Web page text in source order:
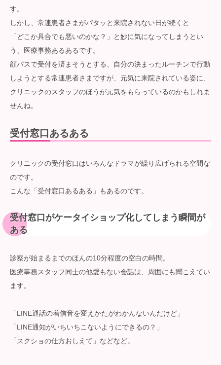
す。
しかし、常連患者さまがパタッと来院されない日が続くと
「どこか具合でも悪いのかな？」と妙に気になってしまうとい
う、医療事務あるあるです。
顔パスで受付を済まそうとする、自分の決まったルーチンで行動
しようとする常連患者さまですが、元気に来院されている姿に、
クリニックのスタッフのほうが元気をもらっているのかもしれま
せんね。
受付窓口あるある
クリニックの受付窓口はいろんなドラマが繰り広げられる空間な
のです。
こんな「受付窓口あるある」もあるのです。
受付窓口がケータイショップ化してしまう瞬間が
ある
診察が始まるまでのほんの10分程度の空白の時間。
医療事務スタッフ同士の他愛もない会話は、周囲にも聞こえてい
ます。
「LINE通話の着信音を変えかたがわかんないんだけど」
「LINE通知がいちいちこないようにできるの？」
「スクショの仕方おしえて」などなど。